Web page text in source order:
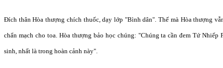
Đích thân Hòa thượng chích thuốc, dạy lớp "Bình dân". Thế mà Hòa thượng
chẩn mạch cho toa. Hòa thượng bảo học chúng: "Chúng ta cần đem Tứ
sinh, nhất là trong hoàn cảnh này".